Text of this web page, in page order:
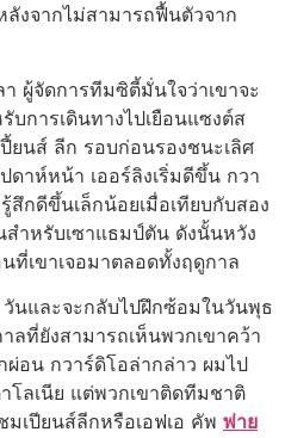
ลังจากไม่สามารถฟื้นตัวจาก
ผู้จัดการทีมซิตี้มั่นใจว่าเขาจะ
บการเดินทางไปเยือนแซงต์ส
นส์ ลีก รอบก่อนรองชนะเลิศ
าห์หน้า เออร์ลิงเริ่มดีขึ้น กวา
สึกดีขึ้นเล็กน้อยเมื่อเทียบกับสอง
ำหรับเซาแธมป์ตัน ดังนั้นหวัง
ที่เขาเจอมาตลอดทั้งฤดูกาล
นและจะกลับไปฝึกซ้อมในวันพุธ
ลที่ยังสามารถเห็นพวกเขาคว้า
ผ่อน กวาร์ดิโอล่ากล่าว ผมไป
โลเนีย แต่พวกเขาติดทีมชาติ
เปียนส์ลีกหรือเอฟเอ คัพ พ่าย